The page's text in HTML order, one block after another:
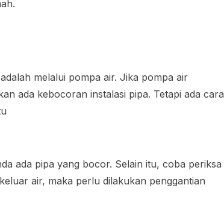
melalui pompa air. Jika pompa air
ada kebocoran instalasi pipa. Tetapi ada cara
ada pipa yang bocor. Selain itu, coba periksa
air, maka perlu dilakukan penggantian